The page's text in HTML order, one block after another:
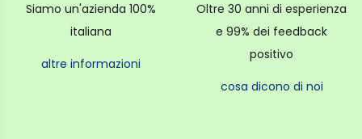
EOS RP
EOS Ra
EOS R5
Siamo un'azienda 100%
italiana
altre informazioni
Oltre 30 anni di esperienza
e 99% dei feedback
positivo
cosa dicono di noi